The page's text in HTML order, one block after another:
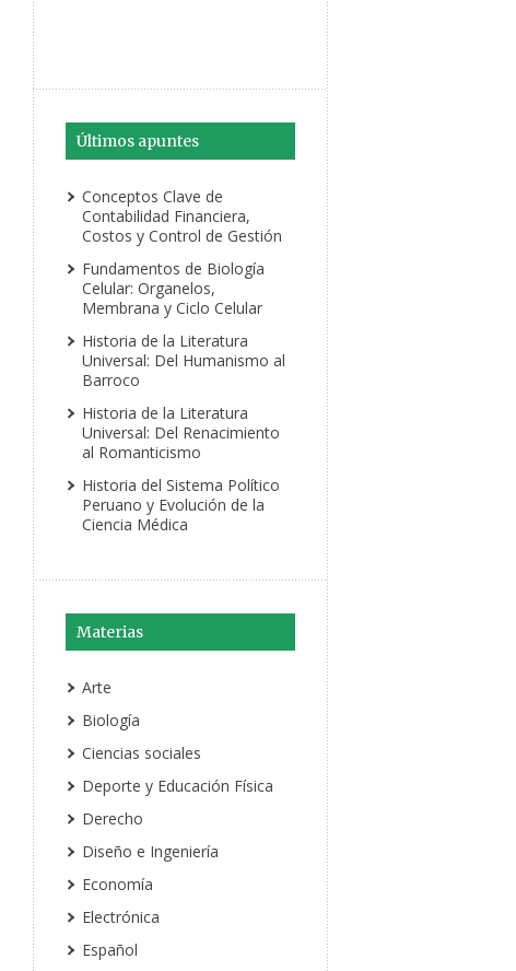
Últimos apuntes
Conceptos Clave de
Contabilidad Financiera,
Costos y Control de Gestión
Fundamentos de Biología
Celular: Organelos,
Membrana y Ciclo Celular
Historia de la Literatura
Universal: Del Humanismo al
Barroco
Historia de la Literatura
Universal: Del Renacimiento
al Romanticismo
Historia del Sistema Político
Peruano y Evolución de la
Ciencia Médica
Materias
Arte
Biología
Ciencias sociales
Deporte y Educación Física
Derecho
Diseño e Ingeniería
Economía
Electrónica
Español